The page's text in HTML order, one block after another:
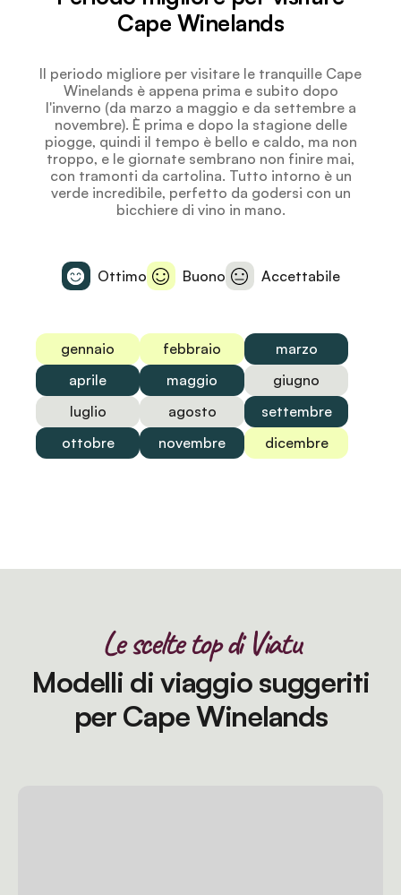
Cape Winelands
Il periodo migliore per visitare le tranquille Cape
Winelands è appena prima e subito dopo
l'inverno (da marzo a maggio e da settembre a
novembre). È prima e dopo la stagione delle
piogge, quindi il tempo è bello e caldo, ma non
troppo, e le giornate sembrano non finire mai,
con tramonti da cartolina. Tutto intorno è un
verde incredibile, perfetto da godersi con un
bicchiere di vino in mano.
Ottimo Buono Accettabile
gennaio febbraio
marzo
aprile
maggio
giugno
luglio
agosto
settembre
ottobre
novembre dicembre
Le scelte top di Viatu
Modelli di viaggio suggeriti
per Cape Winelands